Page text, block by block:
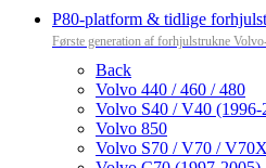
P80-platform & tidlige
Første generation af forhjulstrukne
Back
Volvo 440 / 460 / 480
Volvo S40 / V40 (1996-
Volvo 850
Volvo S70 / V70 /